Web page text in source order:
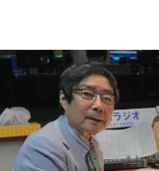
トピックス
TBS Podcast
お知らせ
イベント・グ
YouTube
会社情報